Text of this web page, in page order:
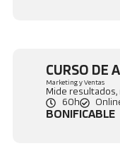
CURSO DE
Marketing y Ventas
Mide
60h
BONIFICABLE